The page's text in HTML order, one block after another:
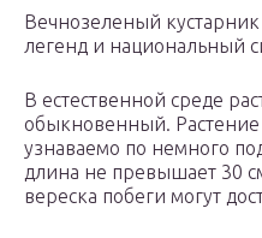
Вечнозеленый
легенд и национальный
В естественной среде
обыкновенный. Растение
узнаваемо по немного
длина не превышает 30
вереска побеги могут